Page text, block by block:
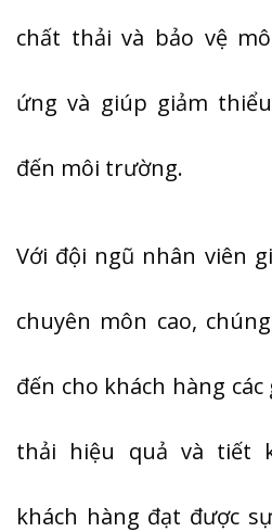
chất thải và bảo vệ
ứng và giúp giảm
đến môi trường.
Với đội ngũ nhân viên
chuyên môn cao,
đến cho khách hàng
thải hiệu quả và tiết
khách hàng đạt được